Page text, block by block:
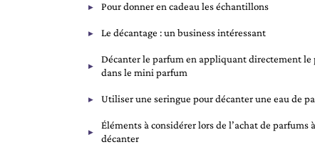
Pour donner en cadeau les échantillons
Le décantage : un business intéressant
Décanter le parfum en appliquant directement le
dans le mini parfum
Utiliser une seringue pour décanter une eau de
Éléments à considérer lors de l’achat de parfums à
décanter